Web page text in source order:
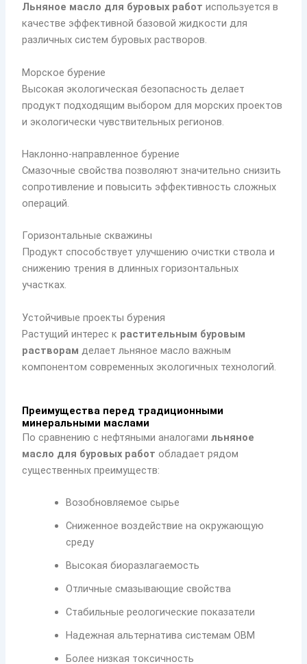
Льняное масло для буровых работ используется в
качестве эффективной базовой жидкости для
различных систем буровых растворов.
Морское бурение
Высокая экологическая безопасность делает
продукт подходящим выбором для морских проектов
и экологически чувствительных регионов.
Наклонно-направленное бурение
Смазочные свойства позволяют значительно снизить
сопротивление и повысить эффективность сложных
операций.
Горизонтальные скважины
Продукт способствует улучшению очистки ствола и
снижению трения в длинных горизонтальных
участках.
Устойчивые проекты бурения
Растущий интерес к растительным буровым
растворам делает льняное масло важным
компонентом современных экологичных технологий.
Преимущества перед традиционными
минеральными маслами
По сравнению с нефтяными аналогамильняное
масло для буровых работ обладает рядом
существенных преимуществ:
Возобновляемое сырье
Сниженное воздействие на окружающую
среду
Высокая биоразлагаемость
Отличные смазывающие свойства
Стабильные реологические показатели
Надежная альтернатива системам OBM
Более низкая токсичность